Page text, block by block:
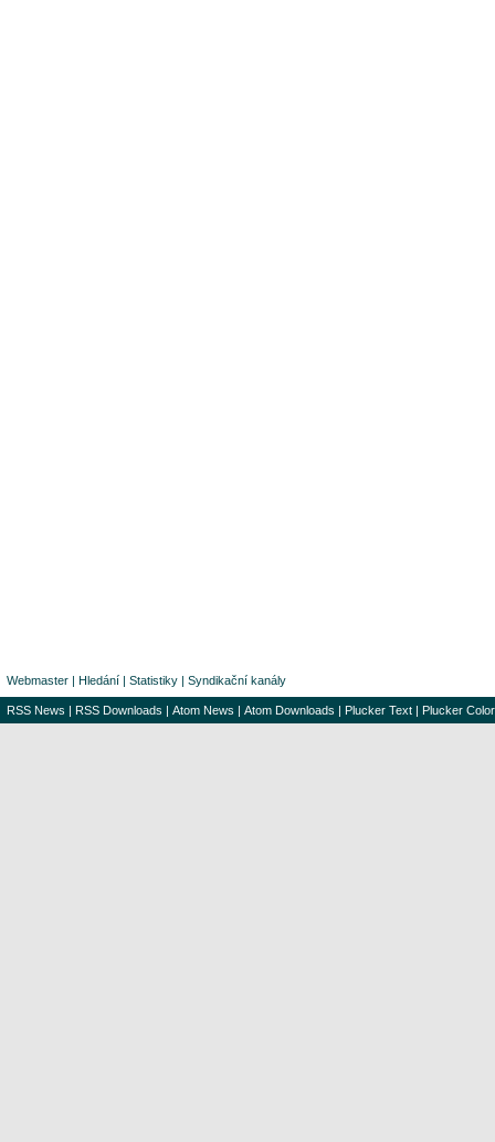
Webmaster | Hledání | Statistiky | Syndikační kanály
RSS News | RSS Downloads | Atom News | Atom Downloads | Plucker Text | Plucker Color